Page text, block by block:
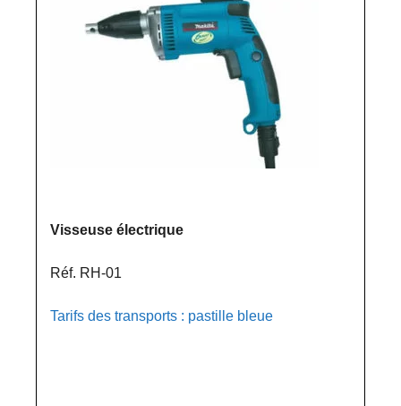
Visseuse électrique
Réf. RH-01
Tarifs des transports : pastille bleue